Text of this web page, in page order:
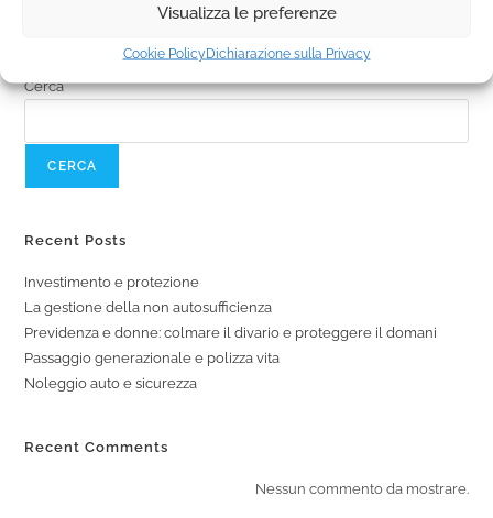
Visualizza le preferenze
Cookie PolicyDichiarazione sulla Privacy
Cerca
CERCA
Recent Posts
Investimento e protezione
La gestione della non autosufficienza
Previdenza e donne: colmare il divario e proteggere il domani
Passaggio generazionale e polizza vita
Noleggio auto e sicurezza
Recent Comments
Nessun commento da mostrare.